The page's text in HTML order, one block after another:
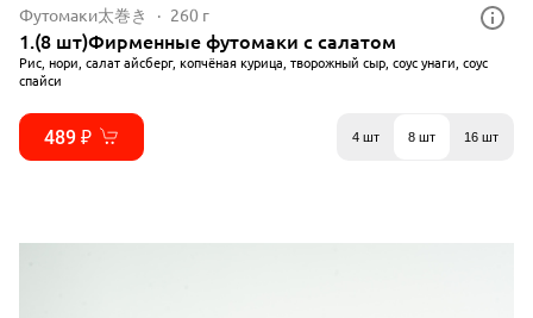
Футомаки太巻き 260 г
1.(8 шт)Фирменные футомаки с салатом
Рис, нори, салат айсберг, копчёная курица, творожный сыр, соус унаги, соус
спайси
489 ₽ 4 шт 8 шт 16 шт